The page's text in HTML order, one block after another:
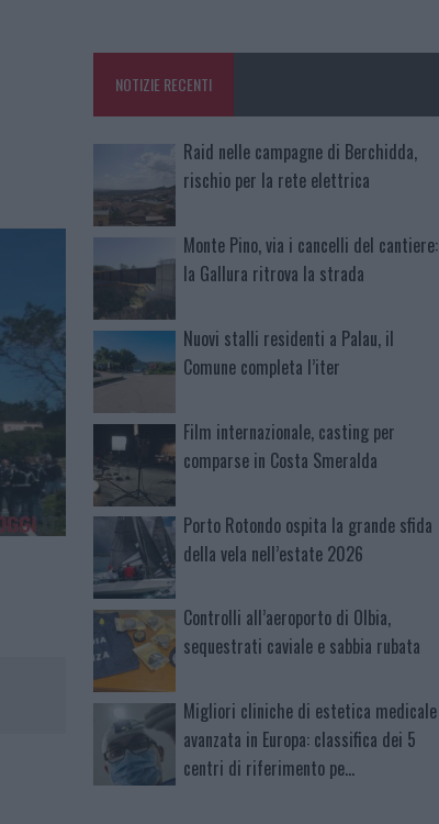
NOTIZIE RECENTI
Raid nelle campagne di Berchidda,
rischio per la rete elettrica
Monte Pino, via i cancelli del cantiere:
la Gallura ritrova la strada
Nuovi stalli residenti a Palau, il
Comune completa l’iter
Film internazionale, casting per
comparse in Costa Smeralda
Porto Rotondo ospita la grande sfida
della vela nell’estate 2026
Controlli all’aeroporto di Olbia,
sequestrati caviale e sabbia rubata
Migliori cliniche di estetica medicale
avanzata in Europa: classifica dei 5
centri di riferimento pe…